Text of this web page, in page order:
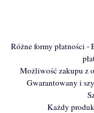
Różne formy płatności
Możliwość zakupu z
Gwarantowany i
Każdy